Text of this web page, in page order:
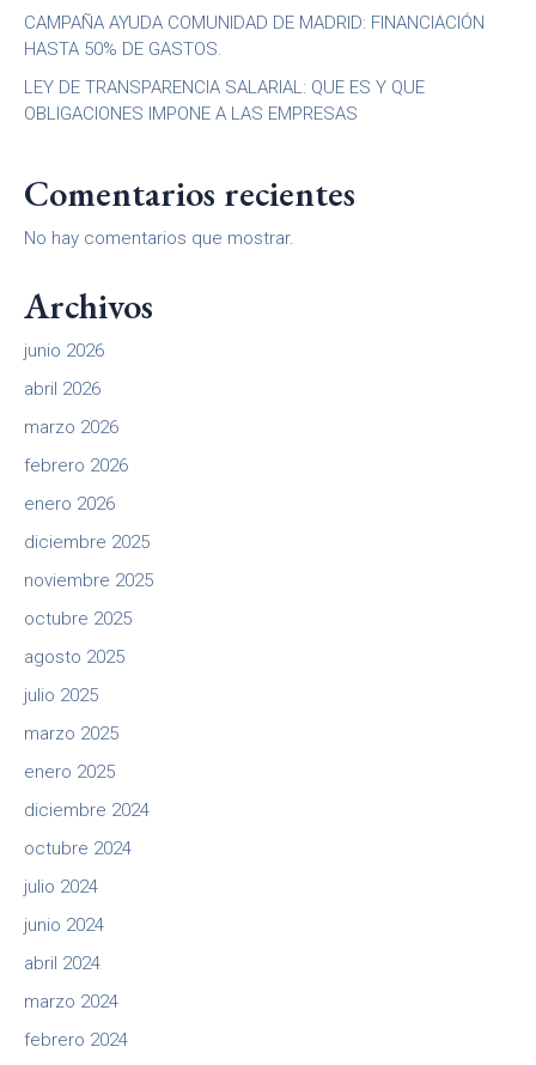
CAMPAÑA AYUDA COMUNIDAD DE MADRID: FINANCIACIÓN
HASTA 50% DE GASTOS.
LEY DE TRANSPARENCIA SALARIAL: QUE ES Y QUE
OBLIGACIONES IMPONE A LAS EMPRESAS
Comentarios recientes
No hay comentarios que mostrar.
Archivos
junio 2026
abril 2026
marzo 2026
febrero 2026
enero 2026
diciembre 2025
noviembre 2025
octubre 2025
agosto 2025
julio 2025
marzo 2025
enero 2025
diciembre 2024
octubre 2024
julio 2024
junio 2024
abril 2024
marzo 2024
febrero 2024